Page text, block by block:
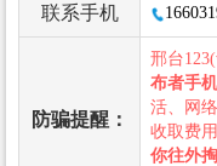
联系手机
防骗提醒：
邢台
布者手
活、网
收取费
你往外